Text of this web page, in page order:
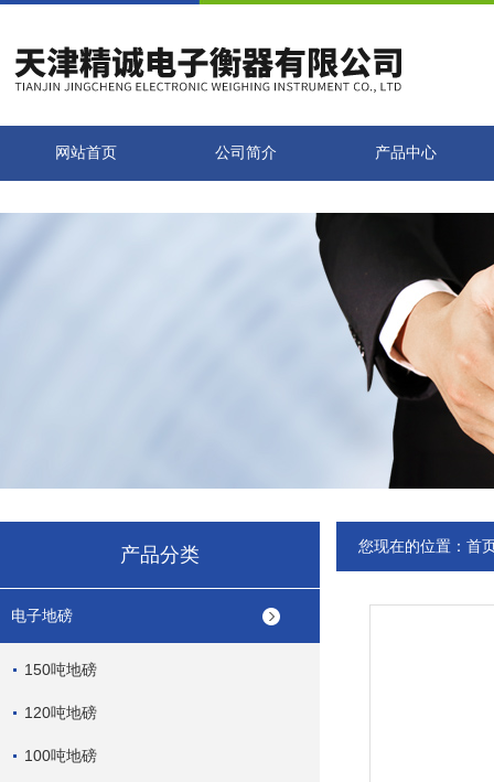
网站首页 公司简介 产品中心
产品分类
电子地磅
150吨地磅
120吨地磅
100吨地磅
您现在的位置： 首